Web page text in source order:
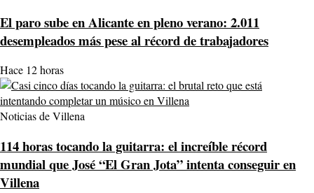
El paro sube en Alicante en pleno verano: 2.011
desempleados más pese al récord de trabajadores
Hace 12 horas
Noticias de Villena
114 horas tocando la guitarra: el increíble récord
mundial que José “El Gran Jota” intenta conseguir en
Villena